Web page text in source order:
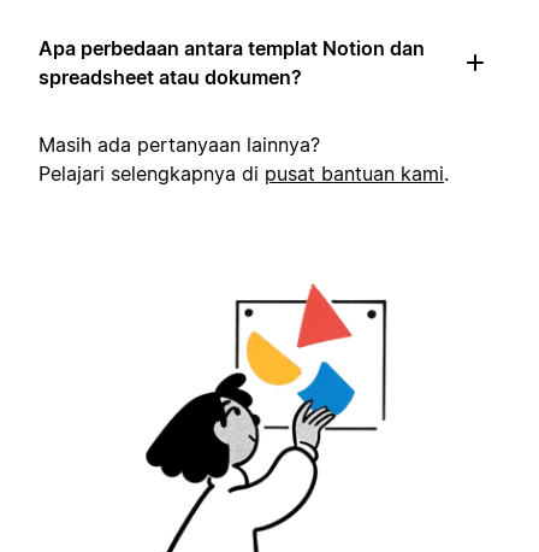
Apa perbedaan antara templat Notion dan
spreadsheet atau dokumen?
Masih ada pertanyaan lainnya?
Pelajari selengkapnya di pusat bantuan kami.